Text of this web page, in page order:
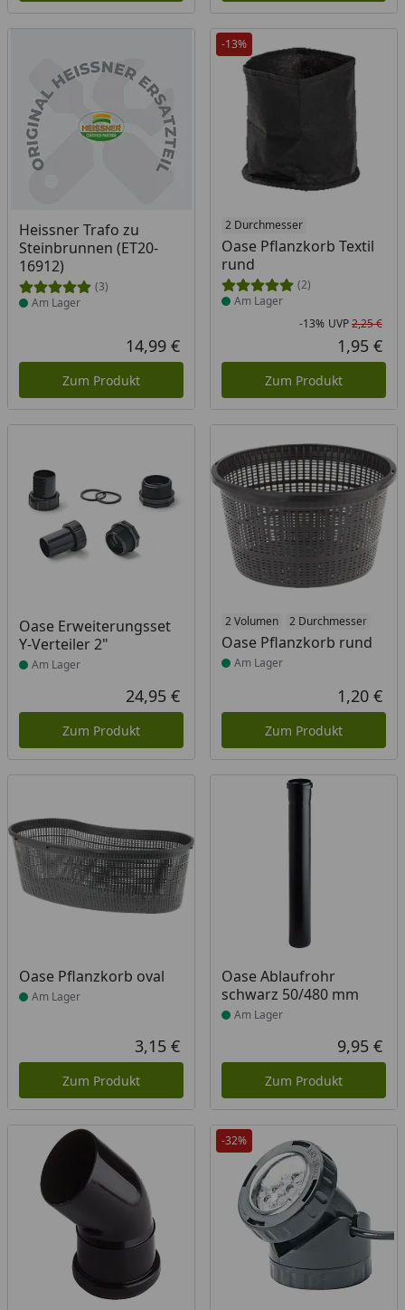
Heissner Trafo zu
Steinbrunnen (ET20-
16912)
(3)
Produkt am Lager
Am Lager
Aktueller Preis
14,99 €
Zum Produkt
-13%
2 Durchmesser
Oase Pflanzkorb Textil
rund
(2)
Produkt am Lager
Am Lager
-13% UVP2,25 €
1,95 €
Zum Produkt
Oase Erweiterungsset
Y-Verteiler 2"
Produkt am Lager
Am Lager
Aktueller Preis
24,95 €
Zum Produkt
2 Volumen 2 Durchmesser
Oase Pflanzkorb rund
Produkt am Lager
Am Lager
1,20 €
Zum Produkt
Oase Pflanzkorb oval
Produkt am Lager
Am Lager
Aktueller Preis
3,15 €
Zum Produkt
Oase Ablaufrohr
schwarz 50/480 mm
Produkt am Lager
Am Lager
9,95 €
Zum Produkt
-32%